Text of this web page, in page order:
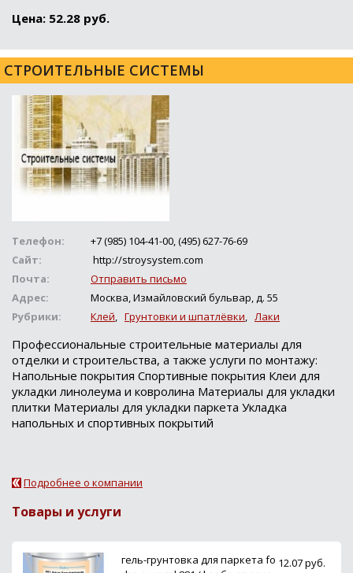
Цена: 52.28 руб.
СТРОИТЕЛЬНЫЕ СИСТЕМЫ
Телефон:
+7 (985) 104-41-00, (495) 627-76-69
Сайт:
http://stroysystem.com
Почта:
Отправить письмо
Адрес:
Москва, Измайловский бульвар, д. 55
Рубрики:
Клей, Грунтовки и шпатлёвки, Лаки
Профессиональные строительные материалы для
отделки и строительства, а также услуги по монтажу:
Напольные покрытия Спортивные покрытия Клеи для
укладки линолеума и ковролина Материалы для укладки
плитки Материалы для укладки паркета Укладка
напольных и спортивных покрытий
Подробнее о компании
Товары и услуги
гель-грунтовка для паркета fo 12.07 руб.